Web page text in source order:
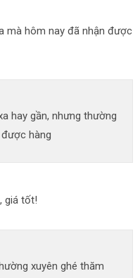
mà hôm nay đã nhận được
hay gần, nhưng thường
hàng
giá tốt!
xuyên ghé thăm